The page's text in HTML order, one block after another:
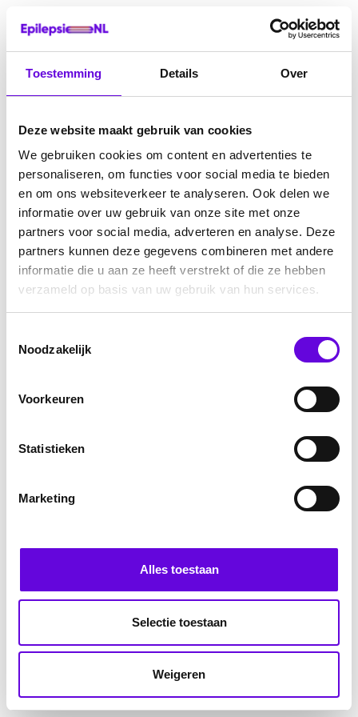
Toestemming Details Over
Deze website maakt gebruik van cookies
We gebruiken cookies om content en advertenties te
personaliseren, om functies voor social media te bieden
en om ons websiteverkeer te analyseren. Ook delen we
informatie over uw gebruik van onze site met onze
partners voor social media, adverteren en analyse. Deze
partners kunnen deze gegevens combineren met andere
informatie die u aan ze heeft verstrekt of die ze hebben
verzameld op basis van uw gebruik van hun services.
Noodzakelijk
Voorkeuren
Statistieken
Marketing
Alles toestaan
Selectie toestaan
Weigeren